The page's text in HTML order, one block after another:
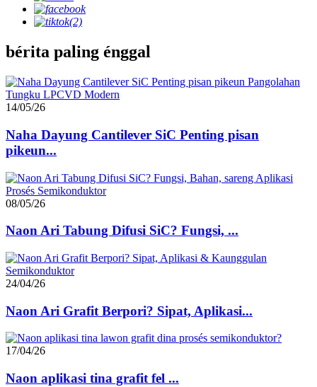
bérita paling énggal
14/05/26
Naha Dayung Cantilever SiC Penting pisan
pikeun...
08/05/26
Naon Ari Tabung Difusi SiC? Fungsi, ...
24/04/26
Naon Ari Grafit Berpori? Sipat, Aplikasi...
17/04/26
Naon aplikasi tina grafit fel ...